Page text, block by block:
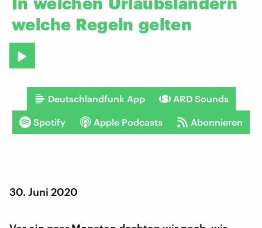
welche Regeln gelten
Deutschlandfunk App ARD Sounds
Spotify Apple Podcasts Abonnieren
30. Juni 2020